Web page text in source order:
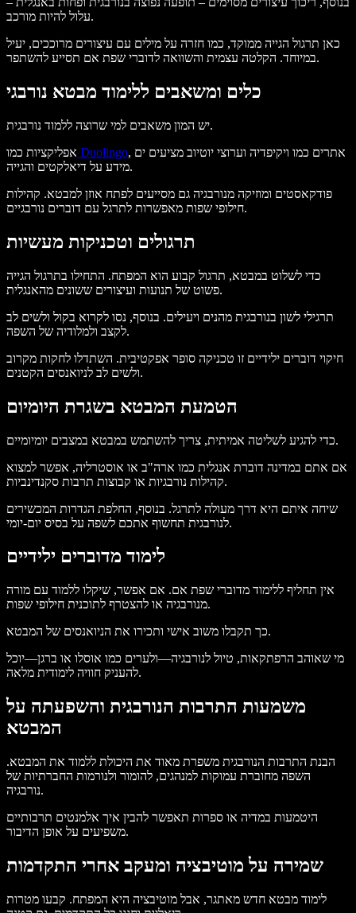
עלול להיות מורכב.
כאן תרגול הגייה ממוקד, כמו חזרה על מילים עם עיצורים מרוככים, יעיל
במיוחד. הקלטה עצמית והשוואה לדוברי שפת אם תסייע להשתפר.
כלים ומשאבים ללימוד מבטא נורבגי
יש המון משאבים למי שרוצה ללמוד נורבגית.
אפליקציות כמו Duolingo, אתרים כמו ויקיפדיה וערוצי יוטיוב מציעים ים
מידע על דיאלקטים והגייה.
פודקאסטים ומוזיקה מנורבגיה גם מסייעים לפתח אוזן למבטא. קהילות
חילופי שפות מאפשרות לתרגל עם דוברים נורבגיים.
תרגולים וטכניקות מעשיות
כדי לשלוט במבטא, תרגול קבוע הוא המפתח. התחילו בתרגול הגייה
פשוט של תנועות ועיצורים ששונים מהאנגלית.
תרגילי לשון בנורבגית מהנים ויעילים. בנוסף, נסו לקרוא בקול ולשים לב
לקצב ולמלודיה של השפה.
חיקוי דוברים ילידיים זו טכניקה סופר אפקטיבית. השתדלו לחקות מקרוב
ולשים לב לניואנסים הקטנים.
הטמעת המבטא בשגרת היומיום
כדי להגיע לשליטה אמיתית, צריך להשתמש במבטא במצבים יומיומיים.
אם אתם במדינה דוברת אנגלית כמו ארה"ב או אוסטרליה, אפשר למצוא
קהילות נורבגיות או קבוצות תרבות סקנדינביות.
שיחה איתם היא דרך מעולה לתרגל. בנוסף, החלפת הגדרות המכשירים
לנורבגית תחשוף אתכם לשפה על בסיס יום-יומי.
לימוד מדוברים ילידיים
אין תחליף ללימוד מדוברי שפת אם. אם אפשר, שיקלו ללמוד עם מורה
מנורבגיה או להצטרף לתוכנית חילופי שפות.
כך תקבלו משוב אישי ותכירו את הניואנסים של המבטא.
מי שאוהב הרפתקאות, טיול לנורבגיה—ולערים כמו אוסלו או ברגן—יוכל
להעניק חוויה לימודית מלאה.
משמעות התרבות הנורבגית והשפעתה על
המבטא
הבנת התרבות הנורבגית משפרת מאוד את היכולת ללמוד את המבטא.
השפה מחוברת עמוקות למנהגים, להומור ולנורמות החברתיות של
נורבגיה.
היטמעות במדיה או ספרות תאפשר להבין איך אלמנטים תרבותיים
משפיעים על אופן הדיבור.
שמירה על מוטיבציה ומעקב אחרי התקדמות
לימוד מבטא חדש מאתגר, אבל מוטיבציה היא המפתח. קבעו מטרות